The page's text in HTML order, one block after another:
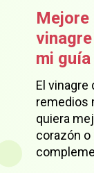
Mejore
mi
El vinagre
remedios
quiera
corazón o